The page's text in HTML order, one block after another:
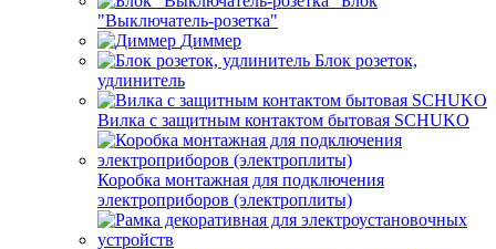
"Выключатель-розетка"
Диммер
Блок розеток,
удлинитель
Вилка с защитным контактом бытовая SCHUKO
Коробка монтажная для подключения
электроприборов (электроплиты)